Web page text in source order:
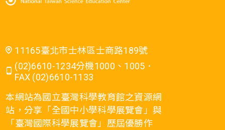
11165臺北市士林區士商路189號
(02)6610-1234分機1000、1005．
FAX (02)6610-1133
本網站為國立臺灣科學教育館之資源網
站，分享「全國中小學科學展覽會」與
「臺灣國際科學展覽會」歷屆優勝作